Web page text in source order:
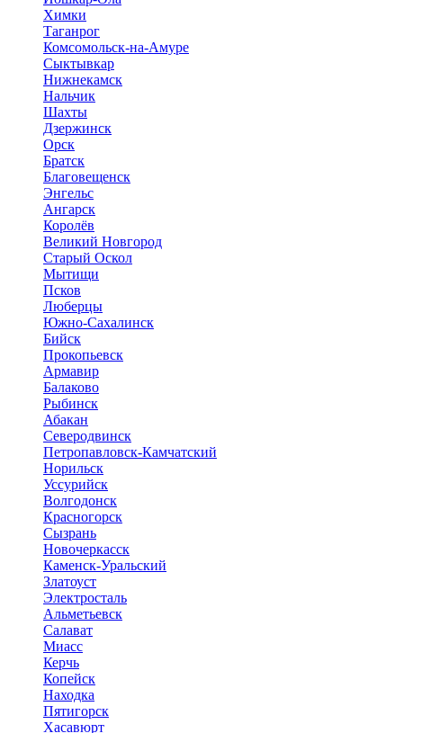
Химки
Таганрог
Комсомольск-на-Амуре
Сыктывкар
Нижнекамск
Нальчик
Шахты
Дзержинск
Орск
Братск
Благовещенск
Энгельс
Ангарск
Королёв
Великий Новгород
Старый Оскол
Мытищи
Псков
Люберцы
Южно-Сахалинск
Бийск
Прокопьевск
Армавир
Балаково
Рыбинск
Абакан
Северодвинск
Петропавловск-Камчатский
Норильск
Уссурийск
Волгодонск
Красногорск
Сызрань
Новочеркасск
Каменск-Уральский
Златоуст
Электросталь
Альметьевск
Салават
Миасс
Керчь
Копейск
Находка
Пятигорск
Хасавюрт